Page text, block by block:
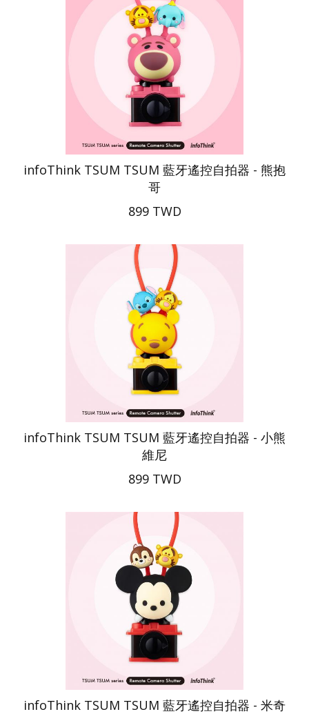
infoThink TSUM TSUM 藍牙遙控自拍器 - 熊抱
哥
899 TWD
infoThink TSUM TSUM 藍牙遙控自拍器 - 小熊
維尼
899 TWD
infoThink TSUM TSUM 藍牙遙控自拍器 - 米奇